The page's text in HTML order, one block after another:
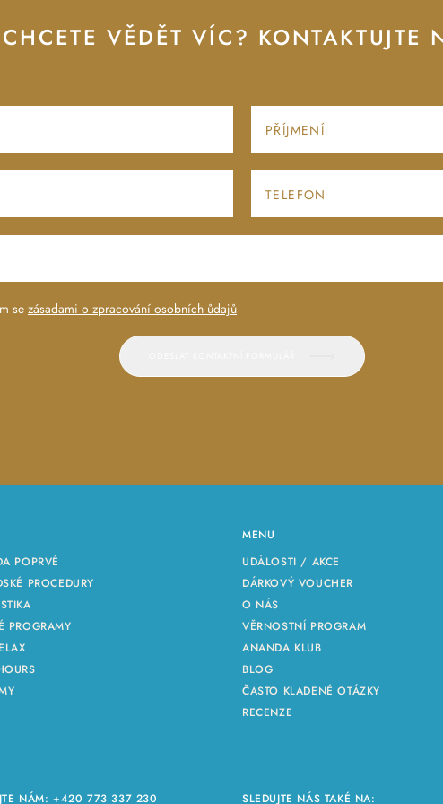
CHCETE VĚDĚT VÍC? KONTAKTUJTE
se zásadami o zpracování osobních ůdajů
POPRVÉ
PROCEDURY
PROGRAMY
MENU
UDÁLOSTI / AKCE
DÁRKOVÝ VOUCHER
O NÁS
VĚRNOSTNÍ PROGRAM
ANANDA KLUB
BLOG
ČASTO KLADENÉ OTÁZKY
RECENZE
NÁM: +420 773 337 230 SLEDUJTE NÁS TAKÉ NA: